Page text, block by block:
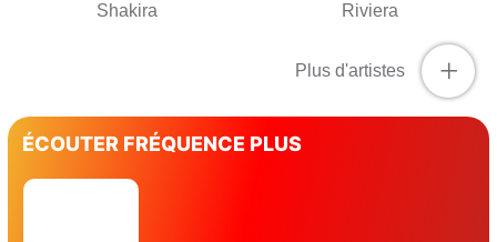
Shakira Riviera
+
Plus d'artistes
ÉCOUTER FRÉQUENCE PLUS